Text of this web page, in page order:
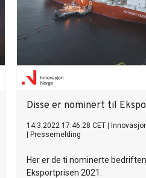
Disse er nominert til
14.3.2022 17:46:28 CET
Pressemelding
Her er de ti nominerte
Eksportprisen 2021.